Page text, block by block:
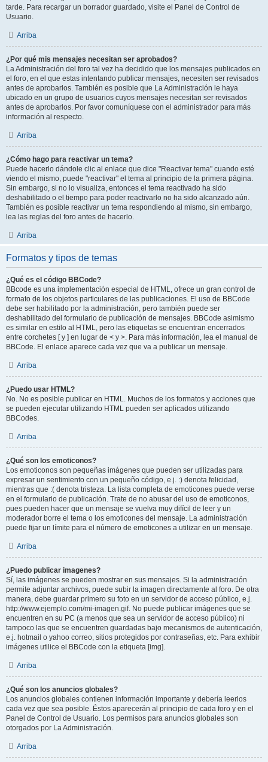
tarde. Para recargar un borrador guardado, visite el Panel de Control de
Usuario.
Arriba
¿Por qué mis mensajes necesitan ser aprobados?
La Administración del foro tal vez ha decidido que los mensajes publicados en
el foro, en el que estas intentando publicar mensajes, necesiten ser revisados
antes de aprobarlos. También es posible que La Administración le haya
ubicado en un grupo de usuarios cuyos mensajes necesitan ser revisados
antes de aprobarlos. Por favor comuníquese con el administrador para más
información al respecto.
Arriba
¿Cómo hago para reactivar un tema?
Puede hacerlo dándole clic al enlace que dice "Reactivar tema" cuando esté
viendo el mismo, puede "reactivar" el tema al principio de la primera página.
Sin embargo, si no lo visualiza, entonces el tema reactivado ha sido
deshabilitado o el tiempo para poder reactivarlo no ha sido alcanzado aún.
También es posible reactivar un tema respondiendo al mismo, sin embargo,
lea las reglas del foro antes de hacerlo.
Arriba
Formatos y tipos de temas
¿Qué es el código BBCode?
BBcode es una implementación especial de HTML, ofrece un gran control de
formato de los objetos particulares de las publicaciones. El uso de BBCode
debe ser habilitado por la administración, pero también puede ser
deshabilitado del formulario de publicación de mensajes. BBCode asimismo
es similar en estilo al HTML, pero las etiquetas se encuentran encerrados
entre corchetes [ y ] en lugar de < y >. Para más información, lea el manual de
BBCode. El enlace aparece cada vez que va a publicar un mensaje.
Arriba
¿Puedo usar HTML?
No. No es posible publicar en HTML. Muchos de los formatos y acciones que
se pueden ejecutar utilizando HTML pueden ser aplicados utilizando
BBCodes.
Arriba
¿Qué son los emoticonos?
Los emoticonos son pequeñas imágenes que pueden ser utilizadas para
expresar un sentimiento con un pequeño código, e.j. :) denota felicidad,
mientras que :( denota tristeza. La lista completa de emoticones puede verse
en el formulario de publicación. Trate de no abusar del uso de emoticonos,
pues pueden hacer que un mensaje se vuelva muy difícil de leer y un
moderador borre el tema o los emoticones del mensaje. La administración
puede fijar un límite para el número de emoticones a utilizar en un mensaje.
Arriba
¿Puedo publicar imagenes?
Sí, las imágenes se pueden mostrar en sus mensajes. Si la administración
permite adjuntar archivos, puede subir la imagen directamente al foro. De otra
manera, debe guardar primero su foto en un servidor de acceso público, e.j.
http://www.ejemplo.com/mi-imagen.gif. No puede publicar imágenes que se
encuentren en su PC (a menos que sea un servidor de acceso público) ni
tampoco las que se encuentren guardadas bajo mecanismos de autenticación,
e.j. hotmail o yahoo correo, sitios protegidos por contraseñas, etc. Para exhibir
imágenes utilice el BBCode con la etiqueta [img].
Arriba
¿Qué son los anuncios globales?
Los anuncios globales contienen información importante y debería leerlos
cada vez que sea posible. Éstos aparecerán al principio de cada foro y en el
Panel de Control de Usuario. Los permisos para anuncios globales son
otorgados por La Administración.
Arriba